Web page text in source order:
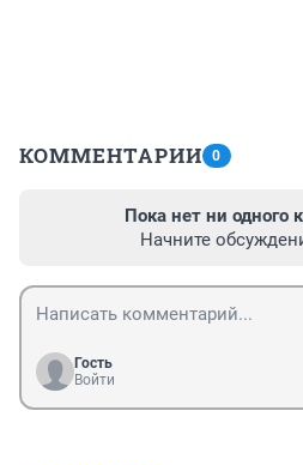
КОММЕНТАРИИ 0
Пока нет ни одного
Начните
Гость
Войти